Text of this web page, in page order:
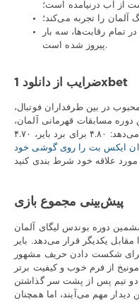
از آب درنیامده است؛
آلمان را تجربه می‌کند؛
تمام رقابت‌ها، سه بار
پیروز شده است.
ضرایب از دانلود 1xbet
در بین طرفداران فوتبال،
مسابقات قهرمانی آلمان،
ضرایب زیر را به مشتریان خود ارائه می‌دهد: ۴.۸۰ برای برد بایر، ۴.۷۰
ایکس بت را روی گوشی خود
پیش‌بینی مجموع بازی
دوره بوندس لیگای آلمان
یکدیگر قرار می‌دهد. بایر
برای شکست دادن حریف مشهور
از فرم خوب و کیفیت برتر
دو تیم پس از پشت سر گذاشتن
مهم می‌آیند، اما همچنان